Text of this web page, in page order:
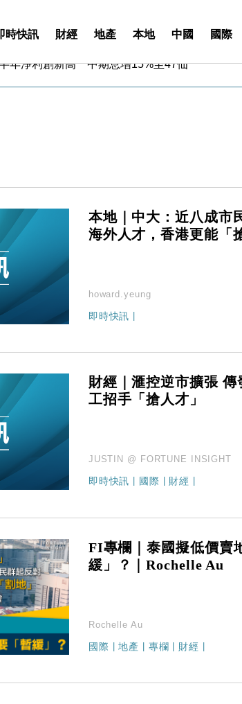
時快訊 財經 地產 本地 中國 國際
價出口增近24%勝預期 貿易順差達1125億美元
後再出手 斥4億美元押注未上市公司
半年淨利創新高 中期息增15%至47仙
今年GDP預測至4.5% 看好貿易及消費表現
人員要求交「保證金」 43歲女子損失近6900萬
點後回穩 全周仍升近2%
玩具「反」斗城亞洲CEO蔡德粦接任
收跌 連挫7周創逾3年最長跌勢
入市撐日圓 4月單日斥6.28萬億日圓干預創新高
戰事快結束 承認部分彈藥庫存緊張
後再出手 斥4億美元押注未上市公司
本地｜中大：近八成
海外人才，香港更能「
howard.yeung
即時快訊
財經｜滙控逆市擴張
工招手「搶人才」
JUSTIN @ FORTUNE INSIGHT
即時快訊 國際 財經
FI專欄｜泰國擬低價賣
緩」？｜Rochelle Au
Rochelle Au
國際 |地產 專欄 財經